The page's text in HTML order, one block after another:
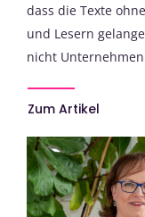
dass die Texte
und Lesern
nicht
Zum Artikel